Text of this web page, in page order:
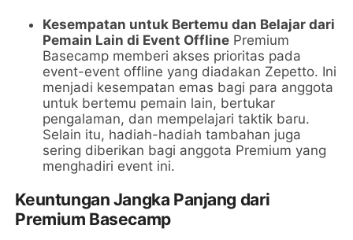
Kesempatan untuk Bertemu dan Belajar dari
Pemain Lain di Event Offline Premium
Basecamp memberi akses prioritas pada
event-event offline yang diadakan Zepetto. Ini
menjadi kesempatan emas bagi para anggota
untuk bertemu pemain lain, bertukar
pengalaman, dan mempelajari taktik baru.
Selain itu, hadiah-hadiah tambahan juga
sering diberikan bagi anggota Premium yang
menghadiri event ini.
Keuntungan Jangka Panjang dari
Premium Basecamp